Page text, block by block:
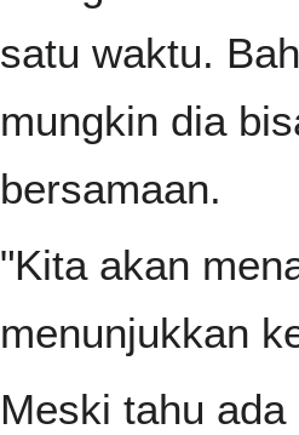
satu waktu.
mungkin dia
bersamaan.
"Kita akan
menunjukkan
Meski tahu